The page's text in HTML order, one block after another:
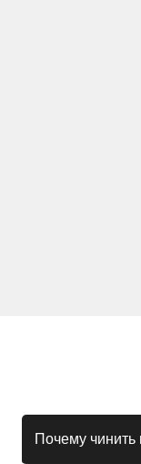
Почему чинить